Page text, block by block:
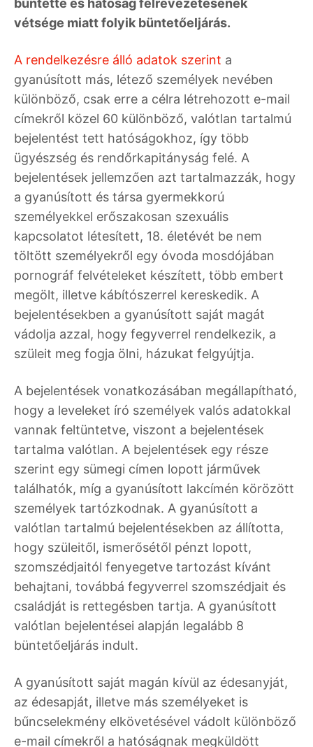
bűntette és hatóság félrevezetésének
vétsége miatt folyik büntetőeljárás.
A rendelkezésre álló adatok szerint a
gyanúsított más, létező személyek nevében
különböző, csak erre a célra létrehozott e-mail
címekről közel 60 különböző, valótlan tartalmú
bejelentést tett hatóságokhoz, így több
ügyészség és rendőrkapitányság felé. A
bejelentések jellemzően azt tartalmazzák, hogy
a gyanúsított és társa gyermekkorú
személyekkel erőszakosan szexuális
kapcsolatot létesített, 18. életévét be nem
töltött személyekről egy óvoda mosdójában
pornográf felvételeket készített, több embert
megölt, illetve kábítószerrel kereskedik. A
bejelentésekben a gyanúsított saját magát
vádolja azzal, hogy fegyverrel rendelkezik, a
szüleit meg fogja ölni, házukat felgyújtja.
A bejelentések vonatkozásában megállapítható,
hogy a leveleket író személyek valós adatokkal
vannak feltüntetve, viszont a bejelentések
tartalma valótlan. A bejelentések egy része
szerint egy sümegi címen lopott járművek
találhatók, míg a gyanúsított lakcímén körözött
személyek tartózkodnak. A gyanúsított a
valótlan tartalmú bejelentésekben az állította,
hogy szüleitől, ismerősétől pénzt lopott,
szomszédjaitól fenyegetve tartozást kívánt
behajtani, továbbá fegyverrel szomszédjait és
családját is rettegésben tartja. A gyanúsított
valótlan bejelentései alapján legalább 8
büntetőeljárás indult.
A gyanúsított saját magán kívül az édesanyját,
az édesapját, illetve más személyeket is
bűncselekmény elkövetésével vádolt különböző
e-mail címekről a hatóságnak megküldött